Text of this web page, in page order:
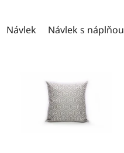
Návlek Návlek s náplňou